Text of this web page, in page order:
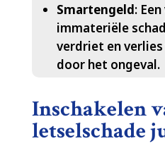
Smartengeld:
immateriële
verdriet en
door het ongeval.​
Inschakelen
letselschade